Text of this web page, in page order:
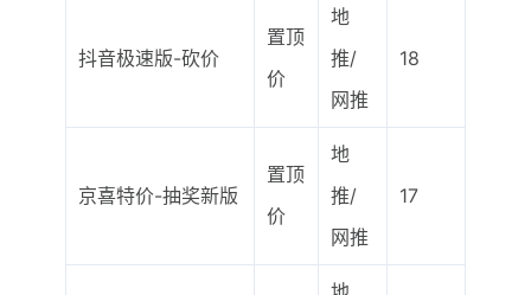
抖音极速版-砍价
置顶
价
地
推/
网推
18
京喜特价-抽奖新版
置顶
价
地
推/
网推
17